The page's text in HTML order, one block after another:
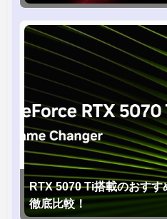
RTX 5070 Ti搭載のおす
徹底比較！